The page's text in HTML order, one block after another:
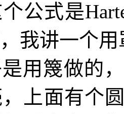
公式是
我讲一个
用篾做的
上面有个